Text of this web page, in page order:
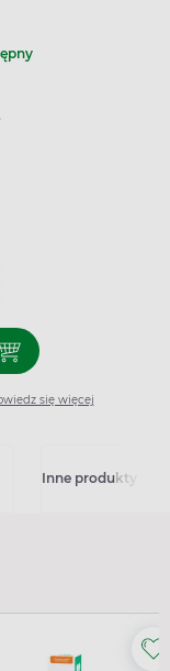
koszyka Falvit,
się więcej
Inne produkty z